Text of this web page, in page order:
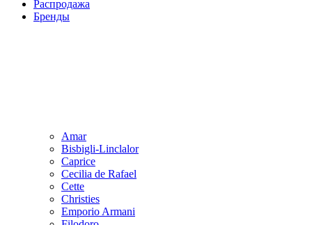
Распродажа
Бренды
Amar
Bisbigli-Linclalor
Caprice
Cecilia de Rafael
Cette
Christies
Emporio Armani